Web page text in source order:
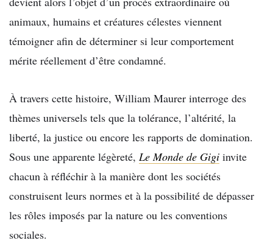
animaux, humains et créatures célestes viennent
témoigner afin de déterminer si leur comportement
mérite réellement d’être condamné.
À travers cette histoire, William Maurer interroge des
thèmes universels tels que la tolérance, l’altérité, la
liberté, la justice ou encore les rapports de domination.
Sous une apparente légèreté, Le Monde de Gigi invite
chacun à réfléchir à la manière dont les sociétés
construisent leurs normes et à la possibilité de dépasser
les rôles imposés par la nature ou les conventions
sociales.